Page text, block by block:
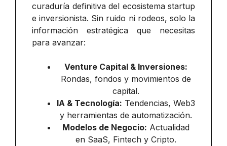
curaduría definitiva del ecosistema startup
e inversionista. Sin ruido ni rodeos, solo la
información estratégica que necesitas
para avanzar:
Venture Capital & Inversiones:
Rondas, fondos y movimientos de
capital.
IA & Tecnología: Tendencias, Web3
y herramientas de automatización.
Modelos de Negocio: Actualidad
en SaaS, Fintech y Cripto.